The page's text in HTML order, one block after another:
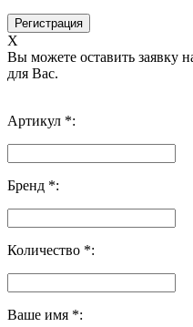
X
Вы можете оставить заявку
для Вас.
Артикул *:
Бренд *:
Количество *:
Ваше имя *: